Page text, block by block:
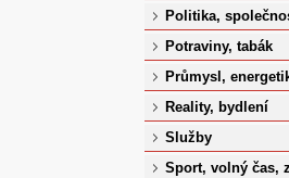
Politika,
Potraviny, tabák
Průmysl,
Reality, bydlení
Služby
Sport, volný čas,